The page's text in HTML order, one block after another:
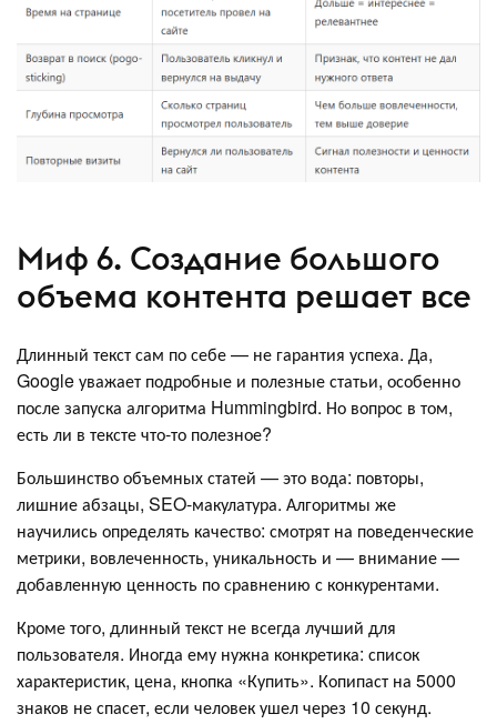
Миф 6. Создание большого
объема контента решает все
Длинный текст сам по себе — не гарантия успеха. Да,
Google уважает подробные и полезные статьи, особенно
после запуска алгоритма Hummingbird. Но вопрос в том,
есть ли в тексте что-то полезное?
Большинство объемных статей — это вода: повторы,
лишние абзацы, SEO-макулатура. Алгоритмы же
научились определять качество: смотрят на поведенческие
метрики, вовлеченность, уникальность и — внимание —
добавленную ценность по сравнению с конкурентами.
Кроме того, длинный текст не всегда лучший для
пользователя. Иногда ему нужна конкретика: список
характеристик, цена, кнопка «Купить». Копипаст на 5000
знаков не спасет, если человек ушел через 10 секунд.